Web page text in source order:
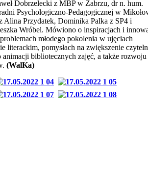
Dobrzelecki z MBP w Zabrzu, dr n. hum.
Psychologiczno-Pedagogicznej w
Alina Przydatek, Dominika Palka z SP4 i
Wróbel. Mówiono o inspiracjach i
młodego pokolenia w ujęciach
literackim, pomysłach na zwiększenie
bibliotecznych zajęć, a także rozwoju
(WalKa)